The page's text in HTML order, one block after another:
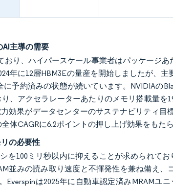
AI主導の需要
り、ハイパースケール事業者はパッケージあ
年に12層HBM3Eの量産を開始しましたが、
予約済みの状態が続いています。NVIDIAの
、アクセラレーターあたりのメモリ搭載量を
効果がデータセンターのサステナビリティ目
体CAGRに6.2ポイントの押し上げ効果をもたら
の必要性
を100ミリ秒以内に抑えることが求められて
並みの読み取り速度と不揮発性を兼ね備え、
は2025年に自動車認定済みMRAMユニ